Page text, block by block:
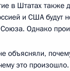
в Штатах также
и США будут
Однако
объясняли,
это